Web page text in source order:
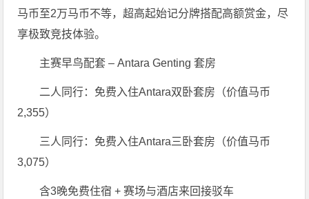
马币至2万马币不等，超高起始记分牌搭配高额赏金，尽
享极致竞技体验。
主赛早鸟配套 – Antara Genting 套房
二人同行：免费入住Antara双卧套房（价值马币
2,355）
三人同行：免费入住Antara三卧套房（价值马币
3,075）
含3晚免费住宿 + 赛场与酒店来回接驳车